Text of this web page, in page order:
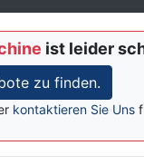
ist leider
zu finden.
kontaktieren Sie Uns